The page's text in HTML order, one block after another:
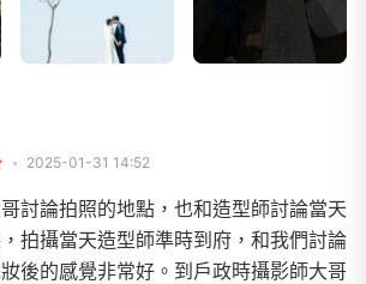
2025-01-31 14:52
討論拍照的地點，也和造型師討論當天
拍攝當天造型師準時到府，和我們討論
後的感覺非常好。到戶政時攝影師大哥